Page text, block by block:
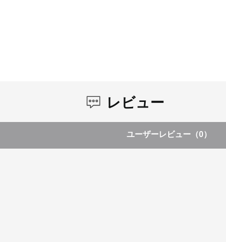
レビュー
ユーザーレビュー （0）